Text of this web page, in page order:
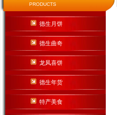
PRODUCTS
德生月饼
德生曲奇
龙凤喜饼
德生年货
特产美食